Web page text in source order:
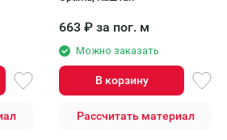
663 ₽ за пог. м
Можно заказать
В корзину
Рассчитать материал